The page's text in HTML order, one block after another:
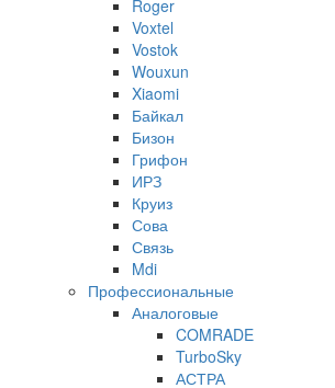
Roger
Voxtel
Vostok
Wouxun
Xiaomi
Байкал
Бизон
Грифон
ИРЗ
Круиз
Сова
Связь
Mdi
Профессиональные
Аналоговые
COMRADE
TurboSky
АСТРА